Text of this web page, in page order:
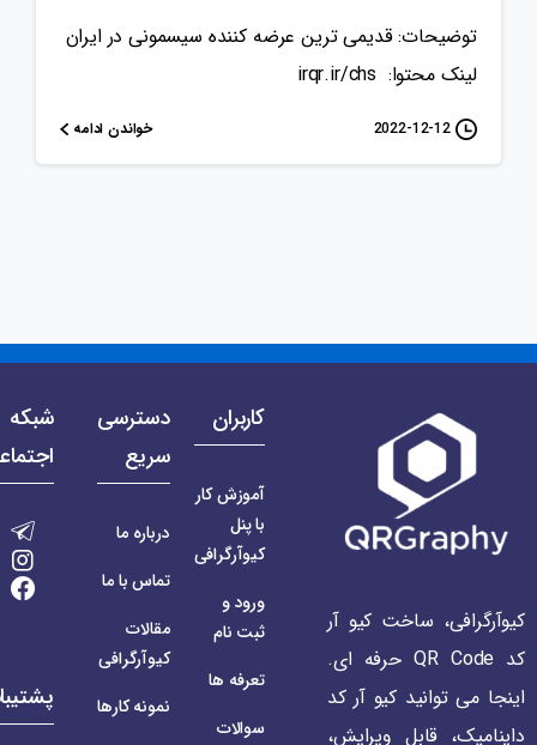
توضیحات: قدیمی ترین عرضه کننده سیسمونی در ایران
لینک محتوا: irqr.ir/chs
2022-12-12 خواندن ادامه
کیوآرگرافی، ساخت کیو آر
کد QR Code حرفه ای.
اینجا می توانید کیو آر کد
داینامیک، قابل ویرایش،
کاربران
آموزش کار
با پنل
کیوآرگرافی
ورود و
ثبت نام
تعرفه ها
سوالات
دسترسی
سریع
درباره ما
تماس با ما
مقالات
کیوآرگرافی
نمونه کارها